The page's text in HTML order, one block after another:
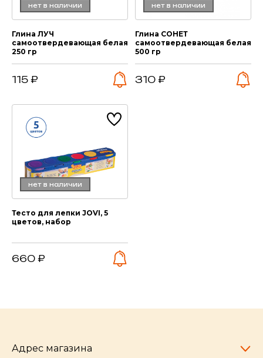
нет в наличии
Глина ЛУЧ
самоотвердевающая белая
250 гр
115 ₽
нет в наличии
Глина СОНЕТ
самоотвердевающая белая
500 гр
310 ₽
нет в наличии
Тесто для лепки JOVI, 5
цветов, набор
660 ₽
Адрес магазина